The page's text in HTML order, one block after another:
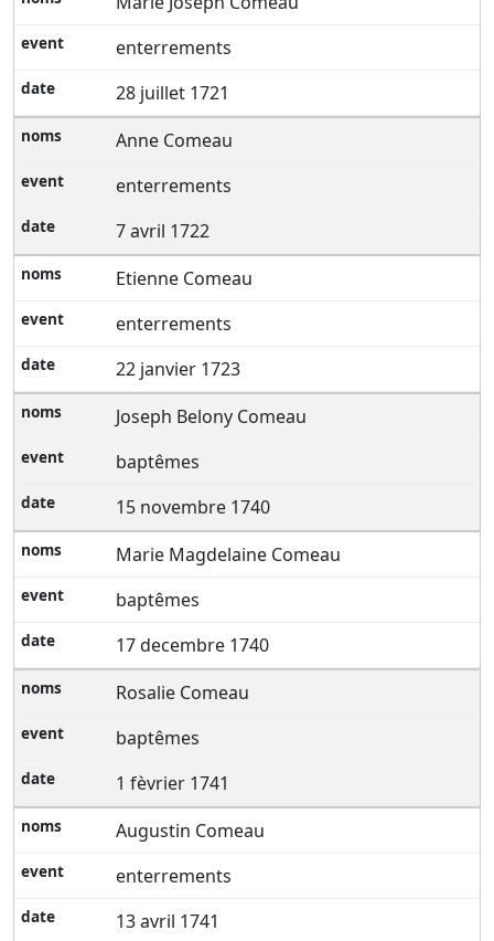
enterrements
28 juillet 1721
Anne Comeau
enterrements
7 avril 1722
Etienne Comeau
enterrements
22 janvier 1723
Joseph Belony Comeau
baptêmes
15 novembre 1740
Marie Magdelaine Comeau
baptêmes
17 decembre 1740
Rosalie Comeau
baptêmes
1 fèvrier 1741
Augustin Comeau
enterrements
13 avril 1741